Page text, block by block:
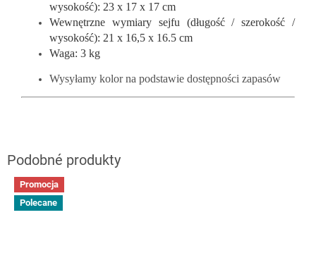
wysokość): 23 x 17 x 17 cm
Wewnętrzne wymiary sejfu (długość / szerokość /
wysokość): 21 x 16,5 x 16.5 cm
Waga: 3 kg
Wysyłamy kolor na podstawie dostępności zapasów
Promocja
Polecane